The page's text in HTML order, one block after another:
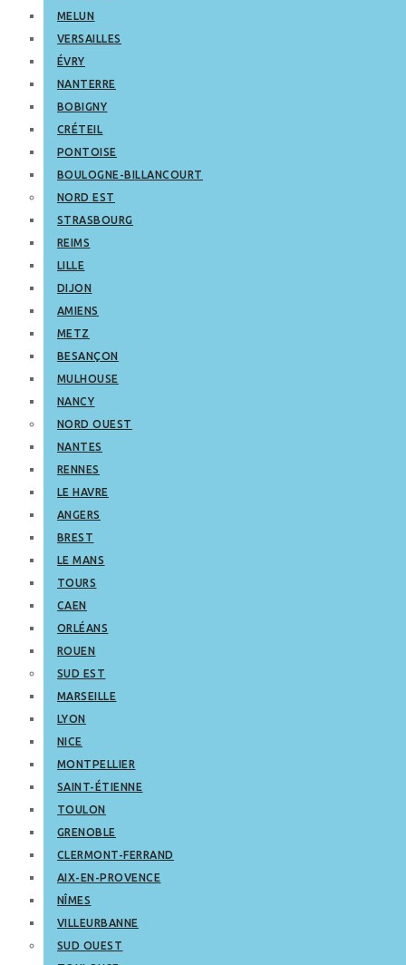
MELUN
VERSAILLES
ÉVRY
NANTERRE
BOBIGNY
CRÉTEIL
PONTOISE
BOULOGNE-BILLANCOURT
NORD EST
STRASBOURG
REIMS
LILLE
DIJON
AMIENS
METZ
BESANÇON
MULHOUSE
NANCY
NORD OUEST
NANTES
RENNES
LE HAVRE
ANGERS
BREST
LE MANS
TOURS
CAEN
ORLÉANS
ROUEN
SUD EST
MARSEILLE
LYON
NICE
MONTPELLIER
SAINT-ÉTIENNE
TOULON
GRENOBLE
CLERMONT-FERRAND
AIX-EN-PROVENCE
NÎMES
VILLEURBANNE
SUD OUEST